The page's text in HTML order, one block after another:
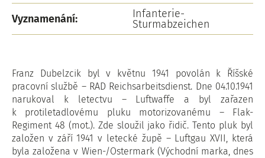
Vyznamenání:
Infanterie-
Sturmabzeichen
Franz Dubelzcik byl v květnu 1941 povolán k Říšské
pracovní službě – RAD Reichsarbeitsdienst. Dne 04.10.1941
narukoval k letectvu – Luftwaffe a byl zařazen
k protiletadlovému pluku motorizovanému – Flak-
Regiment 48 (mot.). Zde sloužil jako řidič. Tento pluk byl
založen v září 1941 v letecké župě – Luftgau XVII, která
byla založena v Wien-/Ostermark (Východní marka, dnes